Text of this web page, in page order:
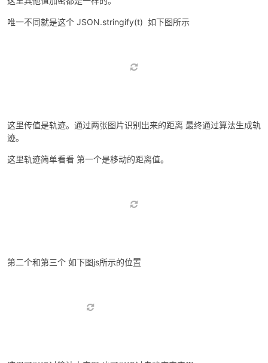
这里其他值加密都是一样的。
唯一不同就是这个 JSON.stringify(t) 如下图所示
这里轨迹简单看看 第一个是移动的距离值。